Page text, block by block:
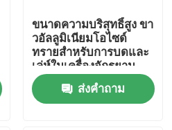
ขนาดความบริสุทธิ์สูง ขา
วอัลลูมิเนียมโอไซด์
ทรายสําหรับการบดและ
เล่ห์ในเครื่องจักรยาน
ยนต์และอากาศและ
อิเล็กทรอนิกส์ส่งคำถาม